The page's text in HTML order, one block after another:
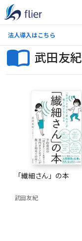
法人導入はこちら
武田友紀
「繊細さん」の本
武田友紀